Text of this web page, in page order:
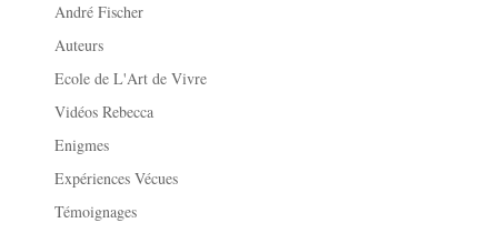
André Fischer
Auteurs
Ecole de L'Art de Vivre
Vidéos Rebecca
Enigmes
Expériences Vécues
Témoignages